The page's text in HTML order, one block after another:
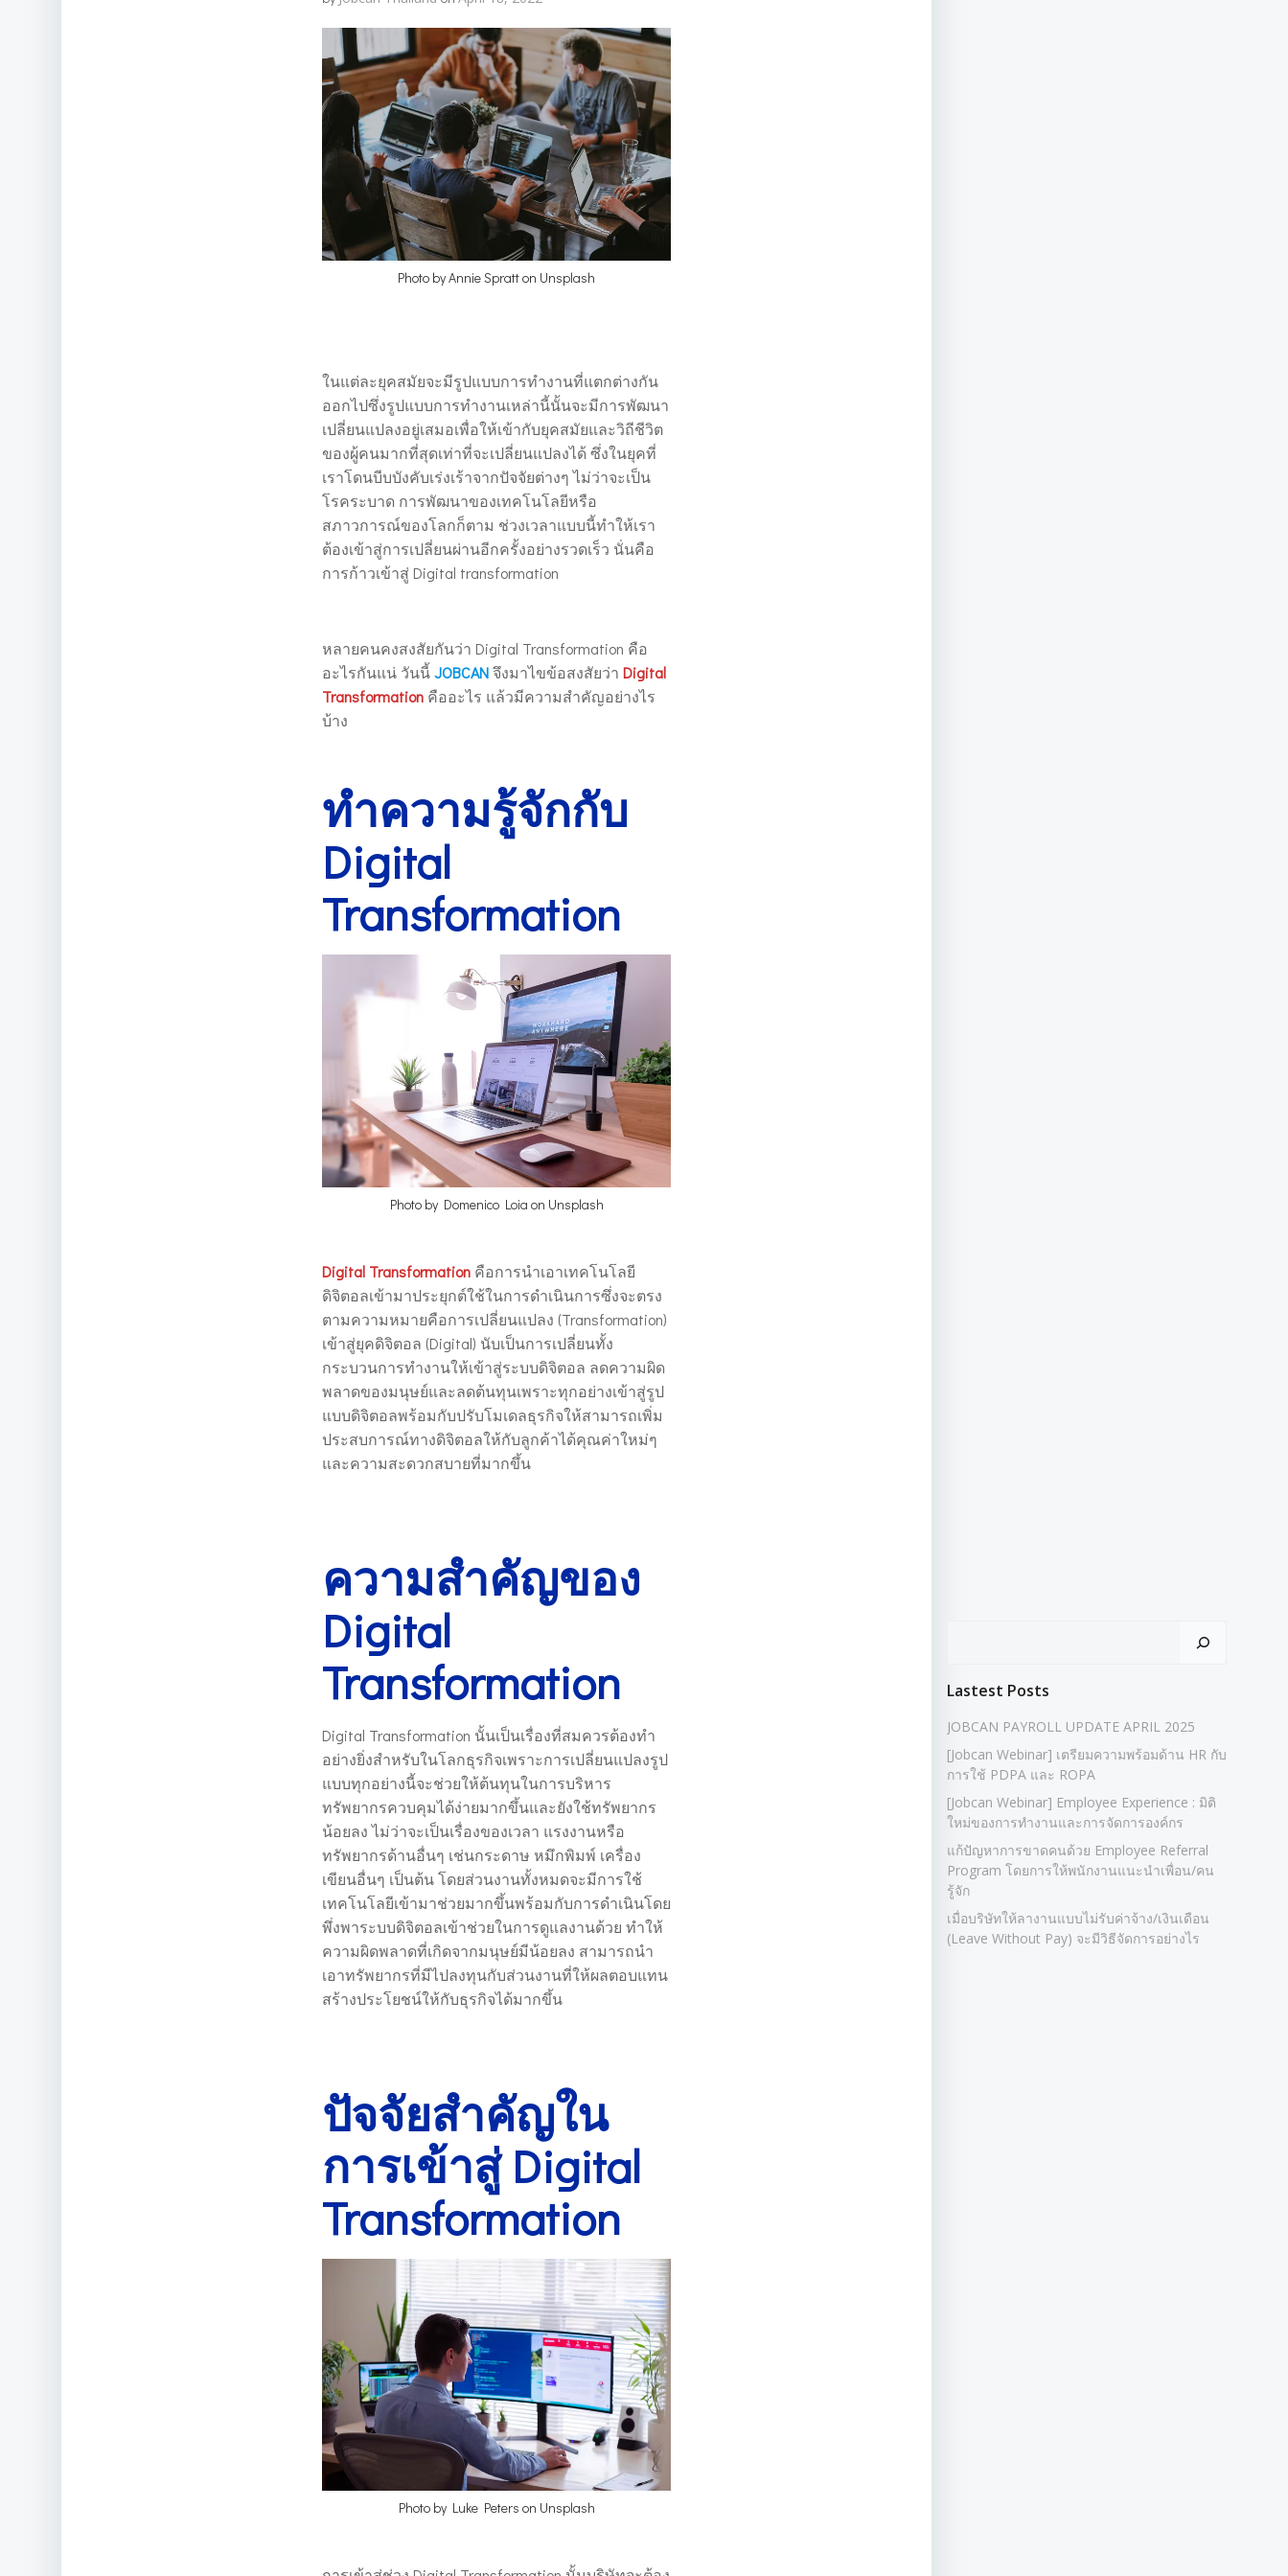
Photo byAnnie Spratton Unsplash
ในแต่ละยุคสมัยจะมีรูปแบบการทำงานที่แตกต่างกัน
ออกไปซึ่งรูปแบบการทำงานเหล่านี้นั้นจะมีการพัฒนา
เปลี่ยนแปลงอยู่เสมอเพื่อให้เข้ากับยุคสมัยและวิถีชีวิต
ของผู้คนมากที่สุดเท่าที่จะเปลี่ยนแปลงได้ ซึ่งในยุคที่
เราโดนบีบบังคับเร่งเร้าจากปัจจัยต่างๆ ไม่ว่าจะเป็น
โรคระบาด การพัฒนาของเทคโนโลยีหรือ
สภาวการณ์ของโลกก็ตาม ช่วงเวลาแบบนี้ทำให้เรา
ต้องเข้าสู่การเปลี่ยนผ่านอีกครั้งอย่างรวดเร็ว นั่นคือ
การก้าวเข้าสู่ Digital transformation
หลายคนคงสงสัยกันว่า Digital Transformation คือ
อะไรกันแน่ วันนี้JOBCANจึงมาไขข้อสงสัยว่า Digital
Transformation คืออะไร แล้วมีความสำคัญอย่างไร
บ้าง
ทำความรู้จักกับ
Digital
Transformation
Photo by Domenico Loia on Unsplash
Digital Transformation คือการนำเอาเทคโนโลยี
ดิจิตอลเข้ามาประยุกต์ใช้ในการดำเนินการซึ่งจะตรง
ตามความหมายคือการเปลี่ยนแปลง (Transformation)
เข้าสู่ยุคดิจิตอล (Digital) นับเป็นการเปลี่ยนทั้ง
กระบวนการทำงานให้เข้าสู่ระบบดิจิตอล ลดความผิด
พลาดของมนุษย์และลดต้นทุนเพราะทุกอย่างเข้าสู่รูป
แบบดิจิตอลพร้อมกับปรับโมเดลธุรกิจให้สามารถเพิ่ม
ประสบการณ์ทางดิจิตอลให้กับลูกค้าได้คุณค่าใหม่ๆ
และความสะดวกสบายที่มากขึ้น
ความสำคัญของ
Digital
Transformation
Digital Transformation นั้นเป็นเรื่องที่สมควรต้องทำ
อย่างยิ่งสำหรับในโลกธุรกิจเพราะการเปลี่ยนแปลงรูป
แบบทุกอย่างนี้จะช่วยให้ต้นทุนในการบริหาร
ทรัพยากรควบคุมได้ง่ายมากขึ้นและยังใช้ทรัพยากร
น้อยลง ไม่ว่าจะเป็นเรื่องของเวลา แรงงานหรือ
ทรัพยากรด้านอื่นๆ เช่นกระดาษ หมึกพิมพ์ เครื่อง
เขียนอื่นๆ เป็นต้น โดยส่วนงานทั้งหมดจะมีการใช้
เทคโนโลยีเข้ามาช่วยมากขึ้นพร้อมกับการดำเนินโดย
พึ่งพาระบบดิจิตอลเข้าช่วยในการดูแลงานด้วย ทำให้
ความผิดพลาดที่เกิดจากมนุษย์มีน้อยลง สามารถนำ
เอาทรัพยากรที่มีไปลงทุนกับส่วนงานที่ให้ผลตอบแทน
สร้างประโยชน์ให้กับธุรกิจได้มากขึ้น
ปัจจัยสำคัญใน
การเข้าสู่ Digital
Transformation
Photo by Luke Peters on Unsplash
Lastest Posts
JOBCAN PAYROLL UPDATE APRIL 2025
[Jobcan Webinar] เตรียมความพร้อมด้าน HR กับ
การใช้ PDPA และ ROPA
[Jobcan Webinar] Employee Experience : มิติ
ใหม่ของการทำงานและการจัดการองค์กร
แก้ปัญหาการขาดคนด้วย Employee Referral
Program โดยการให้พนักงานแนะนำเพื่อน/คน
รู้จัก
เมื่อบริษัทให้ลางานแบบไม่รับค่าจ้าง/เงินเดือน
(Leave Without Pay) จะมีวิธีจัดการอย่างไร